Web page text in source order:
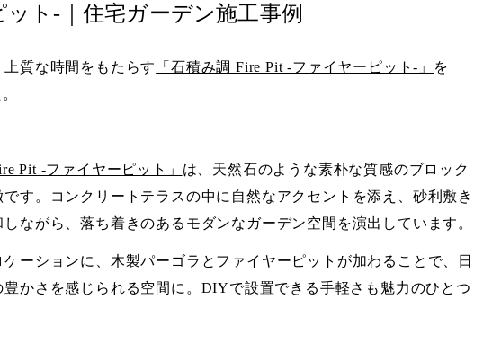
ト-｜住宅ガーデン施工事例
質な時間をもたらす 「石積み調 Fire Pit -ファイヤーピット-」
を
Pit -ファイヤーピット」 は、天然石のような素朴な質感のブロック
す。コンクリートテラスの中に自然なアクセントを添え、砂利敷き
ながら、落ち着きのあるモダンなガーデン空間を演出しています。
ーションに、木製パーゴラとファイヤーピットが加わることで、日
かさを感じられる空間に。DIYで設置できる手軽さも魅力のひとつ